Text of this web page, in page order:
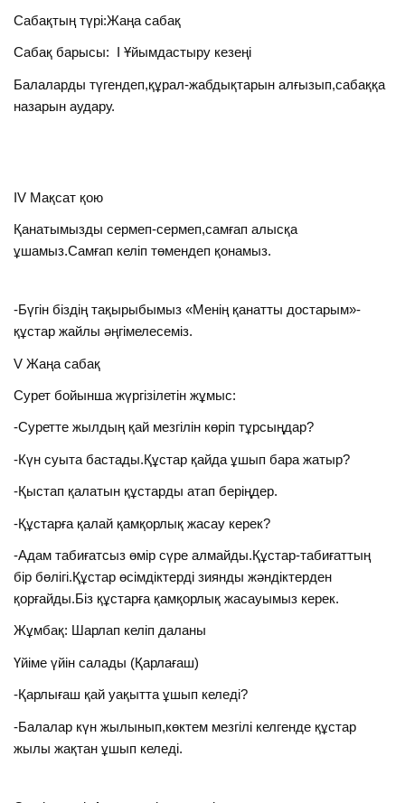
Сабақтың түрі:Жаңа сабақ
Сабақ барысы: I Ұйымдастыру кезеңі
Балаларды түгендеп,құрал-жабдықтарын алғызып,сабаққа
назарын аудару.
IV Мақсат қою
Қанатымызды сермеп-сермеп,самғап алысқа
ұшамыз.Самғап келіп төмендеп қонамыз.
-Бүгін біздің тақырыбымыз «Менің қанатты достарым»-
құстар жайлы әңгімелесеміз.
V Жаңа сабақ
Сурет бойынша жүргізілетін жұмыс:
-Суретте жылдың қай мезгілін көріп тұрсыңдар?
-Күн суыта бастады.Құстар қайда ұшып бара жатыр?
-Қыстап қалатын құстарды атап беріңдер.
-Құстарға қалай қамқорлық жасау керек?
-Адам табиғатсыз өмір сүре алмайды.Құстар-табиғаттың
бір бөлігі.Құстар өсімдіктерді зиянды жәндіктерден
қорғайды.Біз құстарға қамқорлық жасауымыз керек.
Жұмбақ: Шарлап келіп даланы
Үйіме үйін салады (Қарлағаш)
-Қарлығаш қай уақытта ұшып келеді?
-Балалар күн жылынып,көктем мезгілі келгенде құстар
жылы жақтан ұшып келеді.